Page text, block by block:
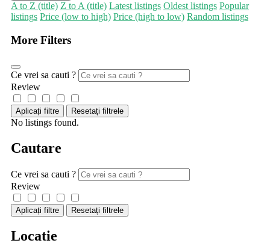
A to Z (title) Z to A (title) Latest listings Oldest listings Popular
listings Price (low to high) Price (high to low) Random listings
More Filters
Ce vrei sa cauti ?
Review
Aplicați filtre Resetați filtrele
No listings found.
Cautare
Ce vrei sa cauti ?
Review
Aplicați filtre Resetați filtrele
Locatie